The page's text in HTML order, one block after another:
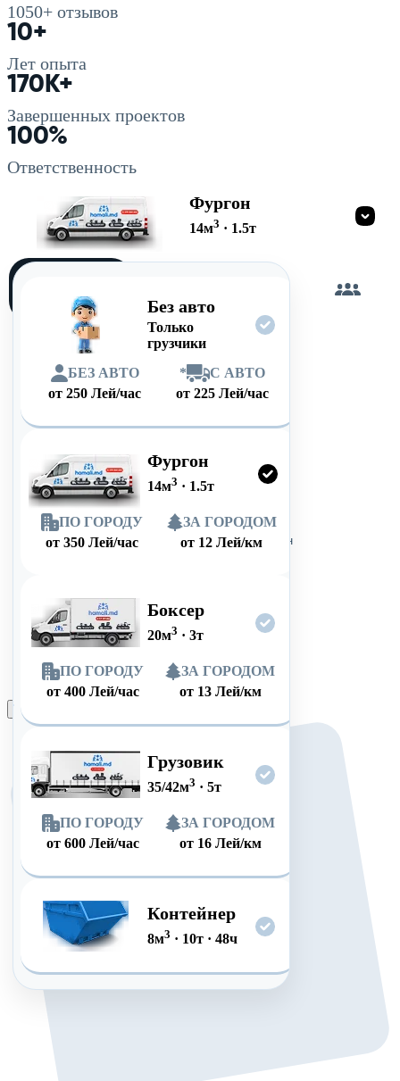
1050+ отзывов
10+
Лет опыта
170K+
Завершенных проектов
100%
Ответственность
Фургон
14м3 · 1.5т
Без авто
Только
грузчики
БЕЗ АВТО
от250 Лей/час
*
С АВТО
от 225 Лей/час
Фургон
14м3 · 1.5т
ПО ГОРОДУ
от 350 Лей/час
ЗА ГОРОДОМ
от 12 Лей/км
Боксер
20м3 · 3т
ПО ГОРОДУ
от 400 Лей/час
ЗА ГОРОДОМ
от 13 Лей/км
Грузовик
35/42м3 · 5т
ПО ГОРОДУ
от 600 Лей/час
ЗА ГОРОДОМ
от 16 Лей/км
Контейнер
8м3 · 10т· 48ч
Оформить заказ